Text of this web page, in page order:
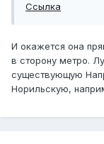
Ссылка
И окажется она
в сторону метро.
существующую
Норильскую,